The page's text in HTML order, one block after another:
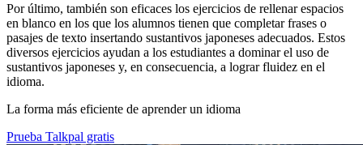
Por último, también son eficaces los ejercicios de rellenar espacios
en blanco en los que los alumnos tienen que completar frases o
pasajes de texto insertando sustantivos japoneses adecuados. Estos
diversos ejercicios ayudan a los estudiantes a dominar el uso de
sustantivos japoneses y, en consecuencia, a lograr fluidez en el
idioma.
La forma más eficiente de aprender un idioma
Prueba Talkpal gratis